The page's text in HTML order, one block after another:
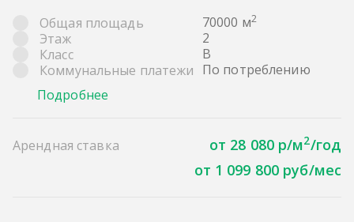
Общая площадь 70000 м2
Этаж
2
Класс
B
Коммунальные платежи По потреблению
Подробнее
Арендная ставка от 28 080 р/м2/год
от 1 099 800 руб/мес